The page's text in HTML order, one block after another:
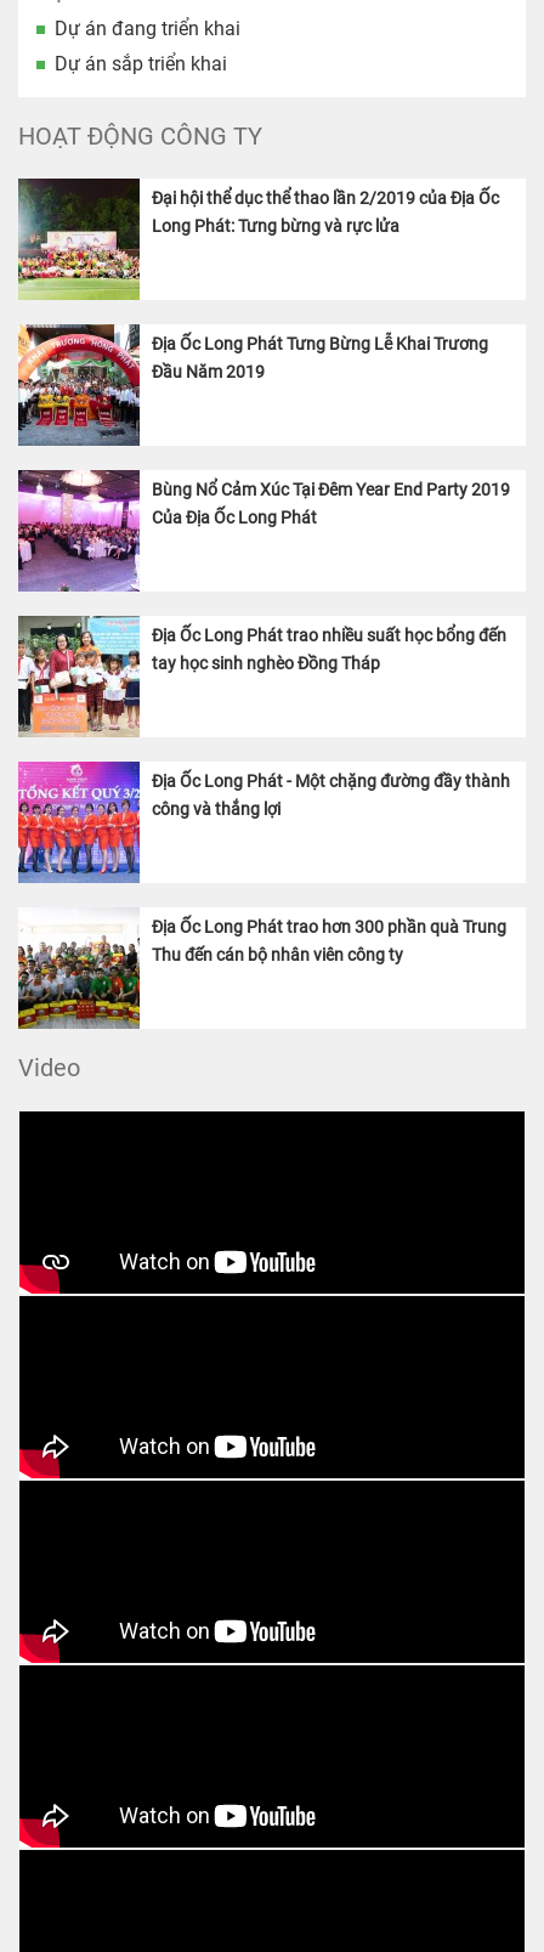
Dự án đang triển khai
Dự án sắp triển khai
HOẠT ĐỘNG CÔNG TY
Đại hội thể dục thể thao lần 2/2019 của Địa Ốc
Long Phát: Tưng bừng và rực lửa
Địa Ốc Long Phát Tưng Bừng Lễ Khai Trương
Đầu Năm 2019
Bùng Nổ Cảm Xúc Tại Đêm Year End Party 2019
Của Địa Ốc Long Phát
Địa Ốc Long Phát trao nhiều suất học bổng đến
tay học sinh nghèo Đồng Tháp
Địa Ốc Long Phát - Một chặng đường đầy thành
công và thắng lợi
Địa Ốc Long Phát trao hơn 300 phần quà Trung
Thu đến cán bộ nhân viên công ty
Video